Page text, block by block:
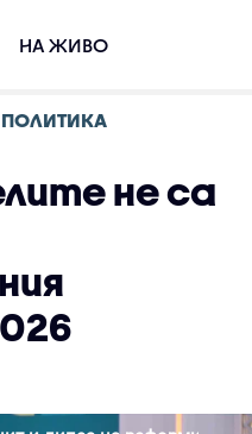
НА ЖИВО
ПОЛИТИКА
не са